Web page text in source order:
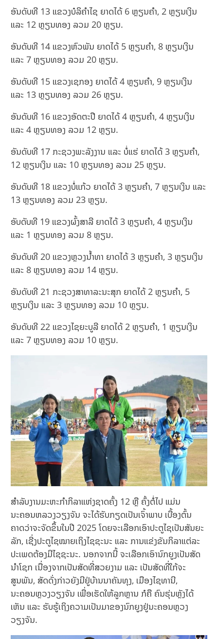
ອັນດັບທີ 13 ແຂວງບໍລິຄຳໄຊ ຍາດໄດ້ 6 ຫຼຽນຄຳ, 2 ຫຼຽນເງິນ
ແລະ 12 ຫຼຽນທອງ ລວມ 20 ຫຼຽນ.
ອັນດັບທີ 14 ແຂວງຫົວພັນ ຍາດໄດ້ 5 ຫຼຽນຄຳ, 8 ຫຼຽນເງິນ
ແລະ 7 ຫຼຽນທອງ ລວມ 20 ຫຼຽນ.
ອັນດັບທີ 15 ແຂວງເຊກອງ ຍາດໄດ້ 4 ຫຼຽນຄຳ, 9 ຫຼຽນເງິນ
ແລະ 13 ຫຼຽນທອງ ລວມ 26 ຫຼຽນ.
ອັນດັບທີ 16 ແຂວງອັດຕະປື ຍາດໄດ້ 4 ຫຼຽນຄຳ, 4 ຫຼຽນເງິນ
ແລະ 4 ຫຼຽນທອງ ລວມ 12 ຫຼຽນ.
ອັນດັບທີ 17 ກະຊວງພະລັງງານ ແລະ ບໍ່ແຮ່ ຍາດໄດ້ 3 ຫຼຽນຄຳ,
12 ຫຼຽນເງິນ ແລະ 10 ຫຼຽນທອງ ລວມ 25 ຫຼຽນ.
ອັນດັບທີ 18 ແຂວງບໍ່ແກ້ວ ຍາດໄດ້ 3 ຫຼຽນຄຳ, 7 ຫຼຽນເງິນ ແລະ
13 ຫຼຽນທອງ ລວມ 23 ຫຼຽນ.
ອັບດັບທີ 19 ແຂວງຜົ້ງສາລີ ຍາດໄດ້ 3 ຫຼຽນຄຳ, 4 ຫຼຽນເງິນ
ແລະ 1 ຫຼຽນທອງ ລວມ 8 ຫຼຽນ.
ອັນດັບທີ 20 ແຂວງຫຼວງນ້ຳທາ ຍາດໄດ້ 3 ຫຼຽນຄຳ, 3 ຫຼຽນເງິນ
ແລະ 8 ຫຼຽນທອງ ລວມ 14 ຫຼຽນ.
ອັນດັບທີ 21 ກະຊວງສາທາລະນະສຸກ ຍາດໄດ້ 2 ຫຼຽນຄຳ, 5
ຫຼຽນເງິນ ແລະ 3 ຫຼຽນທອງ ລວມ 10 ຫຼຽນ.
ອັນດັບທີ 22 ແຂວງໄຊຍະບູລີ ຍາດໄດ້ 2 ຫຼຽນຄຳ, 1 ຫຼຽນເງິນ
ແລະ 7 ຫຼຽນທອງ ລວມ 10 ຫຼຽນ.
ສຳລັບງານມະຫະກຳກິລາແຫ່ງຊາດຄັ້ງ 12 ຫຼື ຄັ້ງຕໍ່ໄປ ແມ່ນ
ນະຄອນຫລວງວຽງຈັນ ຈະໄດ້ຮັບກຽດເປັນເຈົ້າພາບ ເບື້ອງຕົ້ນ
ຄາດວ່າຈະຈັດຂຶ້ນໃນປີ 2025 ໂດຍຈະເລືອກເອົາປະຕູໄຊເປັນສັນຍະ
ລັກ, ເຊີ່ງປະຕູໄຊໝາຍເຖິງໄຊຊະນະ ແລະ ການແຂ່ງຂັນກິລາແຕ່ລະ
ປະເພດຕ້ອງມີໄຊຊະນະ. ນອກຈາກນີ້ ຈະເລືອກເອົານົກຍູງເປັນສັດ
ນໍາໂຊກ ເນື່ອງຈາກເປັນສັດທີ່ສວຍງາມ ແລະ ເປັນສັດທີ່ໃກ້ຈະ
ສູນພັນ, ສັດດັ່ງກ່າວຍັງມີຢູ່ບ້ານນາຄັນທຸງ, ເມືອງໄຊທານີ,
ນະຄອນຫຼວງວຽງຈັນ ເພື່ອເຮັດໃຫ້ລູກຫຼານ ກໍຄື ຄົນຮຸ່ນຫຼັງໄດ້
ເຫັນ ແລະ ຮັບຮູ້ເຖິງຄວາມເປັນມາຂອງນົກຍູງຢູ່ນະຄອນຫຼວງ
ວຽງຈັນ.